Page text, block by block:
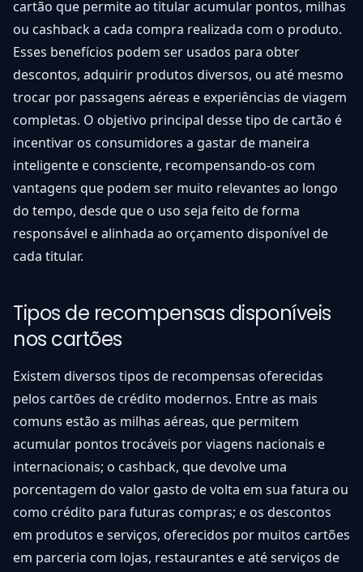
cartão que permite ao titular acumular pontos, milhas
ou cashback a cada compra realizada com o produto.
Esses benefícios podem ser usados para obter
descontos, adquirir produtos diversos, ou até mesmo
trocar por passagens aéreas e experiências de viagem
completas. O objetivo principal desse tipo de cartão é
incentivar os consumidores a gastar de maneira
inteligente e consciente, recompensando-os com
vantagens que podem ser muito relevantes ao longo
do tempo, desde que o uso seja feito de forma
responsável e alinhada ao orçamento disponível de
cada titular.
Tipos de recompensas disponíveis
nos cartões
Existem diversos tipos de recompensas oferecidas
pelos cartões de crédito modernos. Entre as mais
comuns estão as milhas aéreas, que permitem
acumular pontos trocáveis por viagens nacionais e
internacionais; o cashback, que devolve uma
porcentagem do valor gasto de volta em sua fatura ou
como crédito para futuras compras; e os descontos
em produtos e serviços, oferecidos por muitos cartões
em parceria com lojas, restaurantes e até serviços de